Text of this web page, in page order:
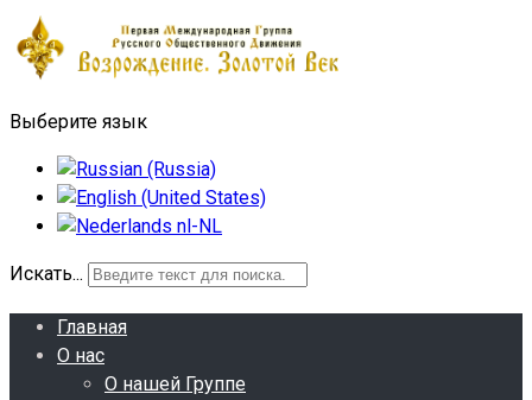
Выберите язык
Искать...
Главная
О нас
О нашей Группе